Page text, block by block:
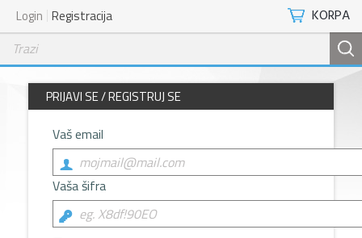
KORPA
Login Registracija
PRIJAVI SE / REGISTRUJ SE
Vaš email
Vaša šifra